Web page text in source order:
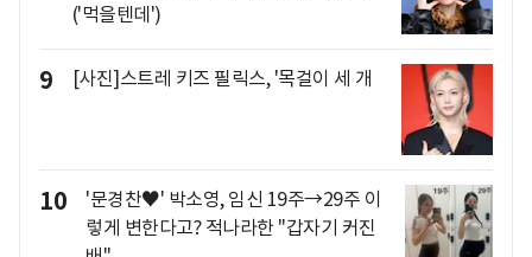
('먹을텐데')
9 [사진]스트레 키즈 필릭스, '목걸이 세 개
10
'문경찬♥' 박소영, 임신 19주→29주 이
렇게 변한다고? 적나라한 "갑자기 커진